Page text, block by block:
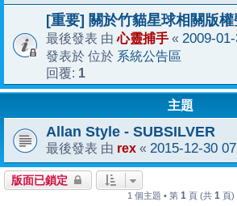
[重要] 關於竹貓星球相關版權
最後發表 由心靈捕手 « 2009-
發表於 位於 系統公告區
回覆: 1
主題
Allan Style - SUBSILVER
最後發表 由 rex « 2015-12-30
版面已鎖定
1 個主題 • 第 1 頁 (共 1 頁)